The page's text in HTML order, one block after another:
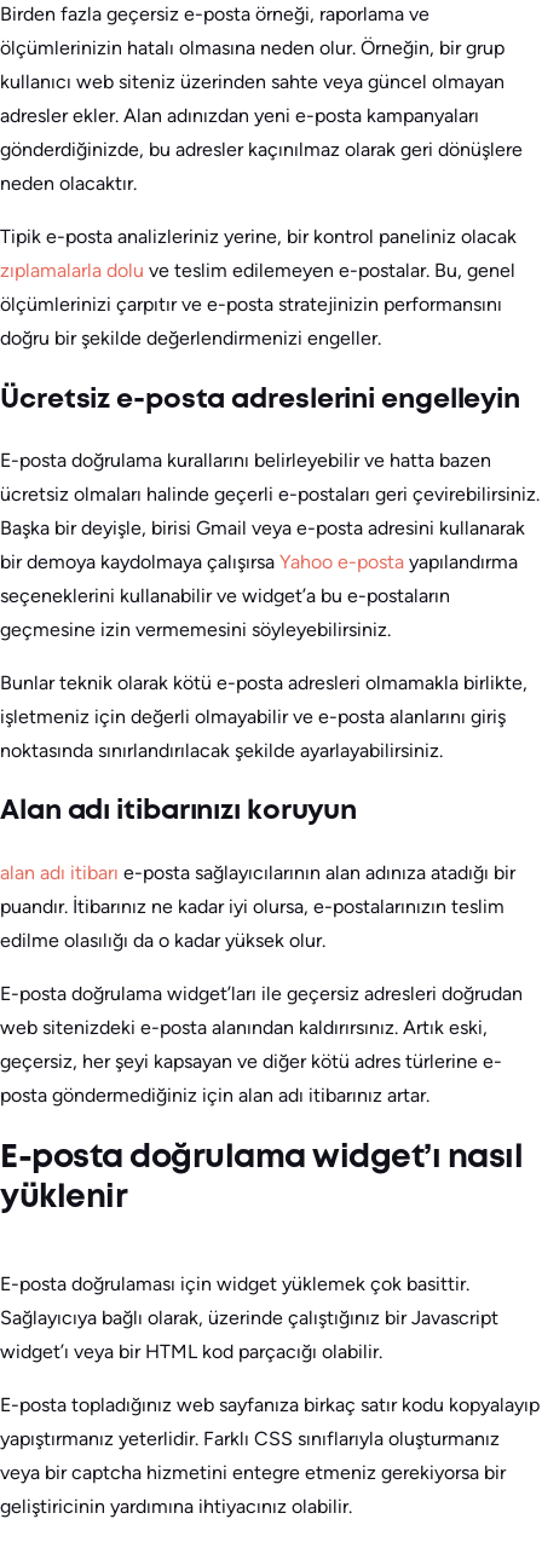
Birden fazla geçersiz e-posta örneği, raporlama ve
ölçümlerinizin hatalı olmasına neden olur. Örneğin, bir grup
kullanıcı web siteniz üzerinden sahte veya güncel olmayan
adresler ekler. Alan adınızdan yeni e-posta kampanyaları
gönderdiğinizde, bu adresler kaçınılmaz olarak geri dönüşlere
neden olacaktır.
Tipik e-posta analizleriniz yerine, bir kontrol paneliniz olacak
zıplamalarla dolu ve teslim edilemeyen e-postalar. Bu, genel
ölçümlerinizi çarpıtır ve e-posta stratejinizin performansını
doğru bir şekilde değerlendirmenizi engeller.
Ücretsiz e-posta adreslerini engelleyin
E-posta doğrulama kurallarını belirleyebilir ve hatta bazen
ücretsiz olmaları halinde geçerli e-postaları geri çevirebilirsiniz.
Başka bir deyişle, birisi Gmail veya e-posta adresini kullanarak
bir demoya kaydolmaya çalışırsa Yahoo e-posta yapılandırma
seçeneklerini kullanabilir ve widget’a bu e-postaların
geçmesine izin vermemesini söyleyebilirsiniz.
Bunlar teknik olarak kötü e-posta adresleri olmamakla birlikte,
işletmeniz için değerli olmayabilir ve e-posta alanlarını giriş
noktasında sınırlandırılacak şekilde ayarlayabilirsiniz.
Alan adı itibarınızı koruyun
alan adı itibarı e-posta sağlayıcılarının alan adınıza atadığı bir
puandır. İtibarınız ne kadar iyi olursa, e-postalarınızın teslim
edilme olasılığı da o kadar yüksek olur.
E-posta doğrulama widget’ları ile geçersiz adresleri doğrudan
web sitenizdeki e-posta alanından kaldırırsınız. Artık eski,
geçersiz, her şeyi kapsayan ve diğer kötü adres türlerine e-
posta göndermediğiniz için alan adı itibarınız artar.
E-posta doğrulama widget’ı nasıl
yüklenir
E-posta doğrulaması için widget yüklemek çok basittir.
Sağlayıcıya bağlı olarak, üzerinde çalıştığınız bir Javascript
widget’ı veya bir HTML kod parçacığı olabilir.
E-posta topladığınız web sayfanıza birkaç satır kodu kopyalayıp
yapıştırmanız yeterlidir. Farklı CSS sınıflarıyla oluşturmanız
veya bir captcha hizmetini entegre etmeniz gerekiyorsa bir
geliştiricinin yardımına ihtiyacınız olabilir.